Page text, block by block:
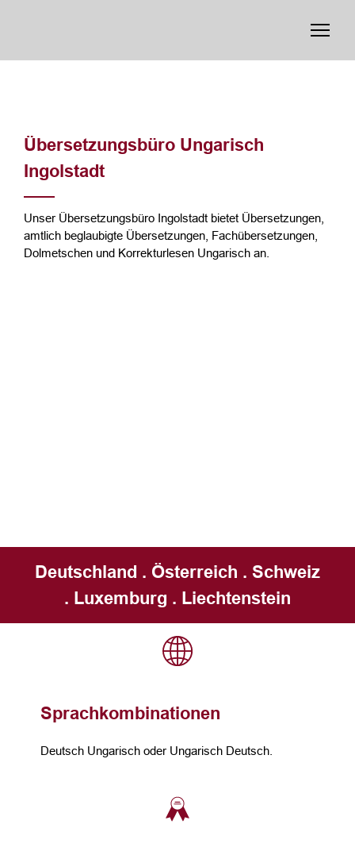
Übersetzungsbüro Ungarisch
Ingolstadt
Unser Übersetzungsbüro Ingolstadt bietet Übersetzungen,
amtlich beglaubigte Übersetzungen, Fachübersetzungen,
Dolmetschen und Korrekturlesen Ungarisch an.
Deutschland . Österreich . Schweiz
. Luxemburg . Liechtenstein
Sprachkombinationen
Deutsch Ungarisch oder Ungarisch Deutsch.